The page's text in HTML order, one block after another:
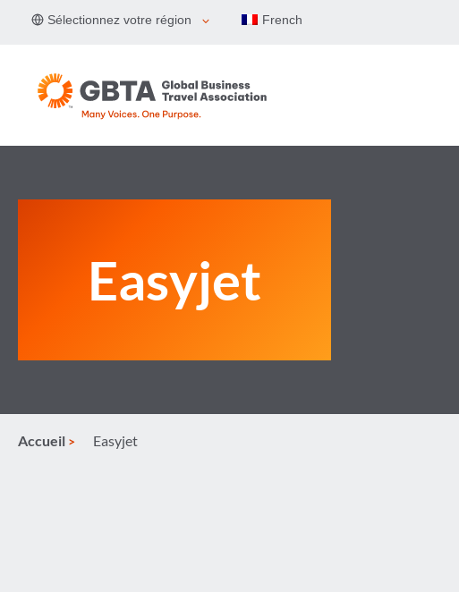
Sélectionnez votre région French
Easyjet
Accueil Easyjet